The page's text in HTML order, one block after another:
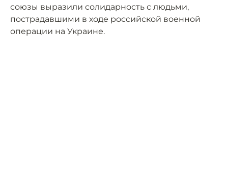
союзы выразили солидарность с людьми,
пострадавшими в ходе российской военной
операции на Украине.